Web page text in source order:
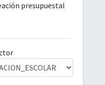
presupuestal